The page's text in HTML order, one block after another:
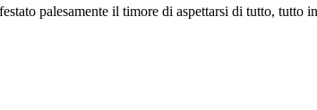
palesamente il timore di aspettarsi di tutto, tutto